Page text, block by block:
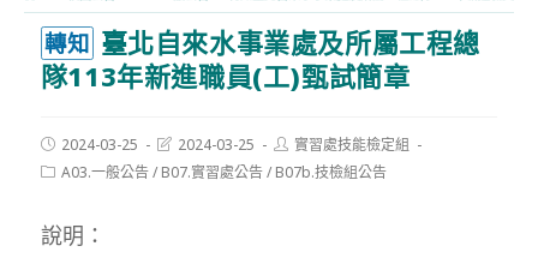
轉知 臺北自來水事業處及所屬工程總
隊113年新進職員(工)甄試簡章
Post
published:
2024-03-25
Post
modified:
2024-03-25
Post
author:
實習處技能檢定組
PostA03.一般公告/ B07.實習處公告/ B07b.技檢組公告
說明：